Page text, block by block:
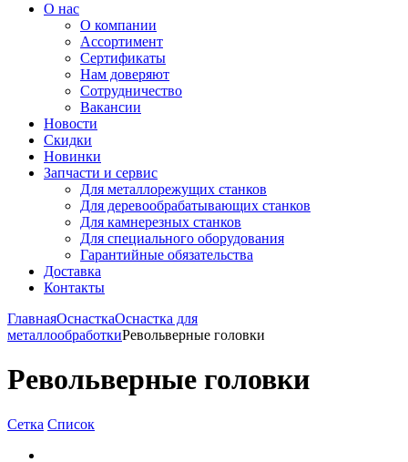
О нас
О компании
Ассортимент
Сертификаты
Нам доверяют
Сотрудничество
Вакансии
Новости
Скидки
Новинки
Запчасти и сервис
Для металлорежущих станков
Для деревообрабатывающих станков
Для камнерезных станков
Для специального оборудования
Гарантийные обязательства
Доставка
Контакты
ГлавнаяОснасткаОснастка для
металлообработкиРевольверные головки
Револьверные головки
Сетка Список